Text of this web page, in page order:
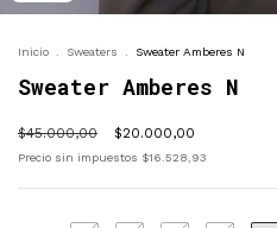
Inicio Sweaters Sweater Amberes N
Sweater Amberes N
$45.000,00 $20.000,00
Precio sin impuestos $16.528,93